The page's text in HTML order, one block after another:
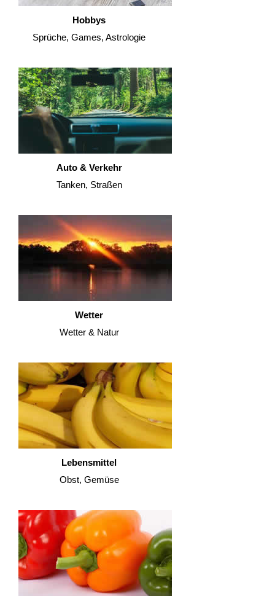
Hobbys
Sprüche, Games, Astrologie
Auto & Verkehr
Tanken, Straßen
Wetter
Wetter & Natur
Lebensmittel
Obst, Gemüse